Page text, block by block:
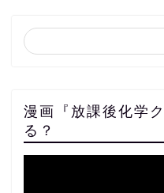
漫画『放課後化学
る？